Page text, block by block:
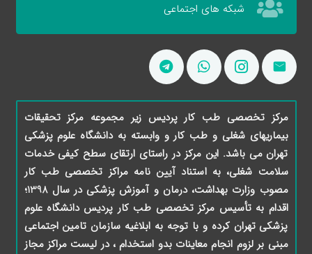
شبکه های اجتماعی
مرکز تخصصی طب کار پردیس زیر مجموعه مرکز تحقیقات
بیماریهای شغلی و طب کار و وابسته به دانشگاه علوم پزشکی
تهران می باشد. این مرکز در راستای ارتقای سطح کیفی خدمات
سلامت شغلی، به استناد آیین نامه مراکز تخصصی طب کار
مصوب وزارت بهداشت، درمان و آموزش پزشکی در سال 1398؛
اقدام به تأسیس مرکز تخصصی طب کار پردیس دانشگاه علوم
پزشکی تهران کرده و با توجه به ابلاغیه سازمان تامین اجتماعی
مبنی بر لزوم انجام معاینات بدو استخدام ، در لیست مراکز مجاز